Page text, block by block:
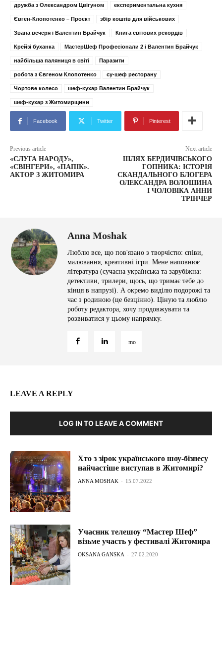
дружба з Олександром Цвігуном експериментальна кухня
Євген-Клопотенко – Проєкт збір коштів для військових
Звана вечеря і Валентин Брайчук Книга світових рекордів
Крейзі буханка МастерШеф Професіонали 2 і Валентин Брайчук
найбільша паляниця в світі Паразити
робота з Євгеном Клопотенко су-шеф ресторану
Чортове колесо шеф-кухар Валентин Брайчук
шеф-кухар з Житомирщини
Facebook Twitter Pinterest
Previous article
«СЛУГА НАРОДУ»,
«СВІНГЕРИ», «ПАПІК».
АКТОР З ЖИТОМИРА
Next article
ШЛЯХ БЕРДИЧІВСЬКОГО
ГОПНИКА: ІСТОРІЯ
СКАНДАЛЬНОГО БЛОГЕРА
ОЛЕКСАНДРА ВОЛОШИНА
І ЧОЛОВІКА АННИ
ТРІНЧЕР
Anna Moshak
Люблю все, що пов'язано з творчістю: співи,
малювання, креативні ігри. Мене наповнює
література (сучасна українська та зарубіжна:
детективи, трилери, щось, що тримає тебе до
кінця в напрузі). А окремо виділю подорожі та
час з родиною (це безцінно). Ціную та люблю
роботу редактора, хочу продовжувати та
розвиватися у цьому напрямку.
LEAVE A REPLY
LOG IN TO LEAVE A COMMENT
Хто з зірок українського шоу-бізнесу
найчастіше виступав в Житомирі?
ANNA MOSHAK - 15.07.2022
Учасник телешоу “Мастер Шеф”
візьме участь у фестивалі Житомира
OKSANA GANSKA - 27.02.2020